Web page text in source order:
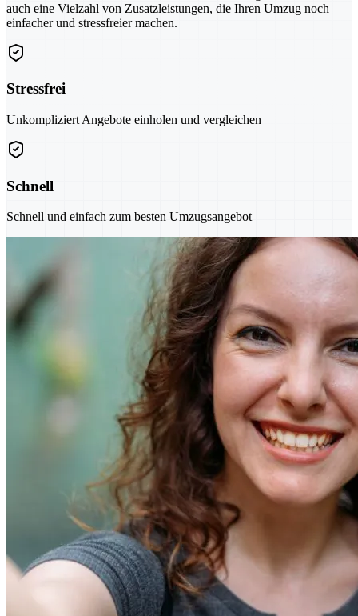
auch eine Vielzahl von Zusatzleistungen, die Ihren Umzug noch
einfacher und stressfreier machen.
Stressfrei
Unkompliziert Angebote einholen und vergleichen
Schnell
Schnell und einfach zum besten Umzugsangebot